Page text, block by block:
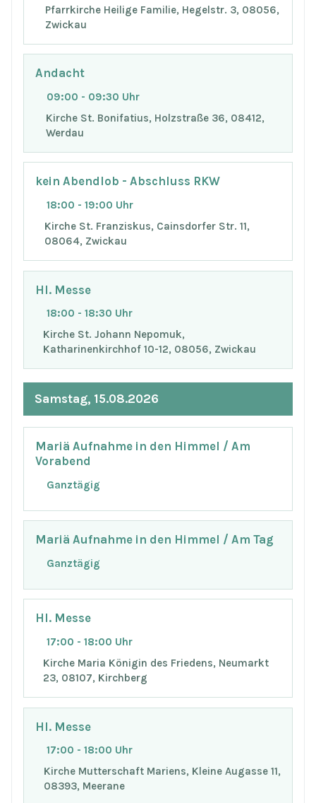
Pfarrkirche Heilige Familie, Hegelstr. 3, 08056,
Zwickau
Andacht
09:00 - 09:30 Uhr
Kirche St. Bonifatius, Holzstraße 36, 08412,
Werdau
kein Abendlob - Abschluss RKW
18:00 - 19:00 Uhr
Kirche St. Franziskus, Cainsdorfer Str. 11,
08064, Zwickau
Hl. Messe
18:00 - 18:30 Uhr
Kirche St. Johann Nepomuk,
Katharinenkirchhof 10-12, 08056, Zwickau
Samstag, 15.08.2026
Mariä Aufnahme in den Himmel / Am
Vorabend
Ganztägig
Mariä Aufnahme in den Himmel / Am Tag
Ganztägig
Hl. Messe
17:00 - 18:00 Uhr
Kirche Maria Königin des Friedens, Neumarkt
23, 08107, Kirchberg
Hl. Messe
17:00 - 18:00 Uhr
Kirche Mutterschaft Mariens, Kleine Augasse 11,
08393, Meerane